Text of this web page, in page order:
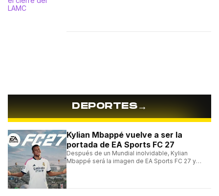
DEPORTES→
Kylian Mbappé vuelve a ser la
portada de EA Sports FC 27
Después de un Mundial inolvidable, Kylian
Mbappé será la imagen de EA Sports FC 27 y